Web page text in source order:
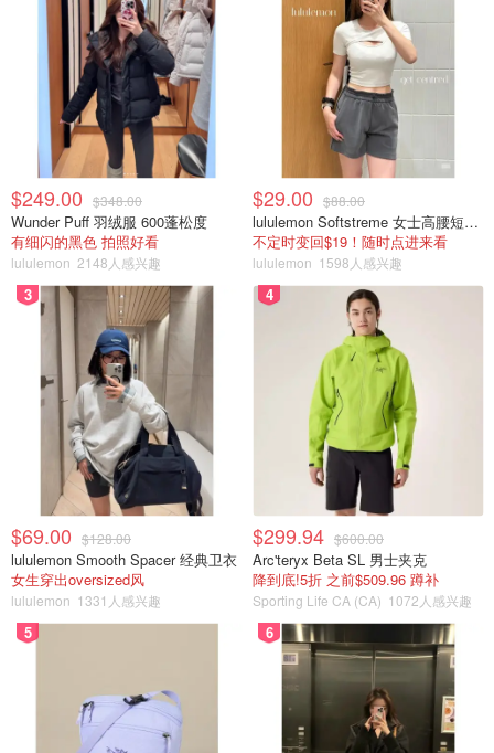
$249.00 $348.00
Wunder Puff 羽绒服 600蓬松度
有细闪的黑色 拍照好看
lululemon 2148人感兴趣
$29.00 $88.00
lululemon Softstreme 女士高腰短裤 10cm
不定时变回$19！随时点进来看
lululemon 1598人感兴趣
3
$69.00 $128.00
lululemon Smooth Spacer 经典卫衣
女生穿出oversized风
lululemon 1331人感兴趣
4
$299.94 $600.00
Arc'teryx Beta SL 男士夹克
降到底!5折 之前$509.96 蹲补
Sporting Life CA (CA) 1072人感兴趣
5 6